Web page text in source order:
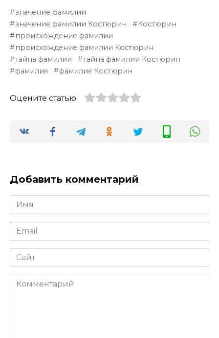
значение фамилии
значение фамилии Костюрин
Костюрин
происхождение фамилии
происхождение фамилии Костюрин
тайна фамилии
тайна фамилии Костюрин
фамилия
фамилия Костюрин
Оцените статью
Добавить комментарий
Имя
*
Email
*
Сайт
Комментарий